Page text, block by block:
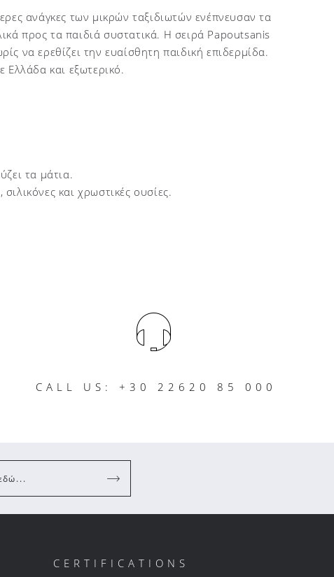
ανάγκες των μικρών ταξιδιωτών ενέπνευσαν τα
προς τα παιδιά συστατικά. Η σειρά Papoutsanis
να ερεθίζει την ευαίσθητη παιδική επιδερμίδα.
Ελλάδα και εξωτερικό.
τα μάτια.
και χρωστικές ουσίες.
CALL US: +30 22620 85 000
CERTIFICATIONS